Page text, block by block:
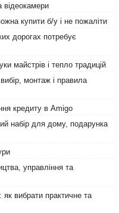
відеокамери
купити б/у і не пожаліти
дорогах потребує
майстрів і тепло традицій
монтаж і правила
кредиту в Amigo
набір для дому, подарунка
управління та
вибрати практичне та